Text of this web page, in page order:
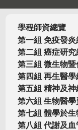
學程師資總覽
第一組 免疫發炎
第二組 癌症研究
第三組 微生物暨
第四組 再生醫學
第五組 精神及神
第六組 生物醫
第七組 體學於生
第八組 代謝及血